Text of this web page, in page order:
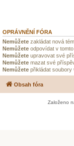
OPRÁVNĚNÍ FÓRA
Nemůžete zakládat nová
Nemůžete odpovídat v
Nemůžete upravovat své
Nemůžete mazat své
Nemůžete přikládat soubory
Obsah fóra
Založeno